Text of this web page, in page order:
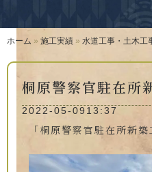
ホーム » 施工実績 » 水道工事・土木工
桐原警察官駐在
2022-05-09 13:37
「桐原警察官駐在所新